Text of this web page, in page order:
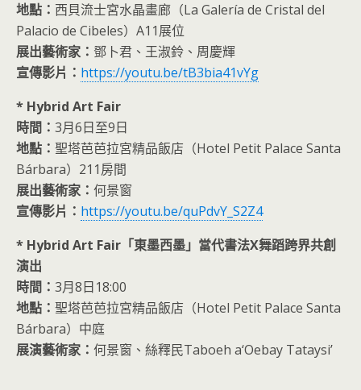
地點： 西貝流士宮水晶畫廊（La Galería de Cristal del
Palacio de Cibeles）A11展位
展出藝術家： 鄧卜君、王淑鈴、周慶輝
宣傳影片： https://youtu.be/tB3bia41vYg
* Hybrid Art Fair
時間： 3月6日至9日
地點： 聖塔芭芭拉宮精品飯店（Hotel Petit Palace Santa
Bárbara）211房間
展出藝術家： 何景窗
宣傳影片： https://youtu.be/quPdvY_S2Z4
* Hybrid Art Fair「東墨西墨」當代書法X舞蹈跨界共創
演出
時間： 3月8日18:00
地點： 聖塔芭芭拉宮精品飯店（Hotel Petit Palace Santa
Bárbara）中庭
展演藝術家： 何景窗、絲釋民Taboeh a‘Oebay Tataysi’